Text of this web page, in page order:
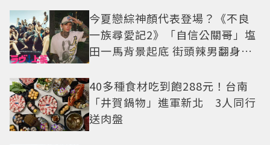
今夏戀綜神顏代表登場？《不良
一族尋愛記2》「自信公關哥」塩
田一馬背景起底 街頭辣男翻身當
40多種食材吃到飽288元！台南
「井賀鍋物」進軍新北 3人同行
送肉盤